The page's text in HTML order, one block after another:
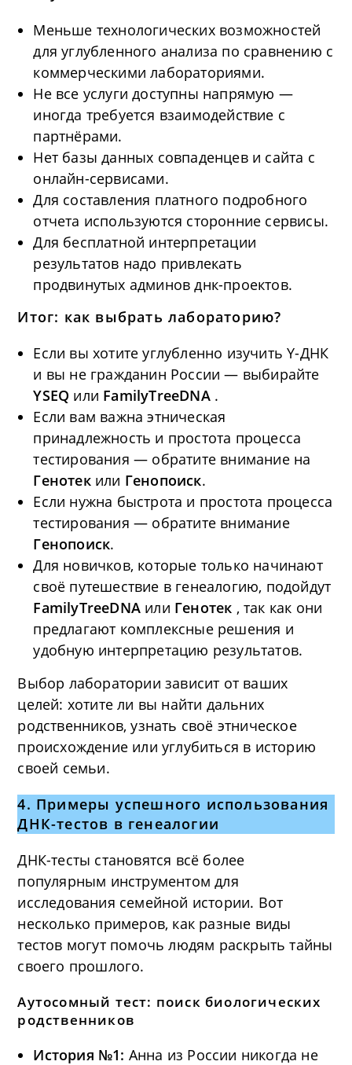
Меньше технологических возможностей
для углубленного анализа по сравнению с
коммерческими лабораториями.
Не все услуги доступны напрямую —
иногда требуется взаимодействие с
партнёрами.
Нет базы данных совпаденцев и сайта с
онлайн-сервисами.
Для составления платного подробного
отчета используются сторонние сервисы.
Для бесплатной интерпретации
результатов надо привлекать
продвинутых админов днк-проектов.
Итог: как выбрать лабораторию?
Если вы хотите углубленно изучить Y-ДНК
и вы не гражданин России — выбирайте
YSEQ или FamilyTreeDNA .
Если вам важна этническая
принадлежность и простота процесса
тестирования — обратите внимание на
Генотек или Генопоиск.
Если нужна быстрота и простота процесса
тестирования — обратите внимание
Генопоиск.
Для новичков, которые только начинают
своё путешествие в генеалогию, подойдут
FamilyTreeDNA или Генотек , так как они
предлагают комплексные решения и
удобную интерпретацию результатов.
Выбор лаборатории зависит от ваших
целей: хотите ли вы найти дальних
родственников, узнать своё этническое
происхождение или углубиться в историю
своей семьи.
4. Примеры успешного использования
ДНК-тестов в генеалогии
ДНК-тесты становятся всё более
популярным инструментом для
исследования семейной истории. Вот
несколько примеров, как разные виды
тестов могут помочь людям раскрыть тайны
своего прошлого.
Аутосомный тест: поиск биологических
родственников
История №1: Анна из России никогда не